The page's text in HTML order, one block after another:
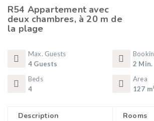
R54 Appartement avec
deux chambres, à 20 m de
la plage
Max. Guests
4 Guests
2 Min.
Beds
4
Area
127 m²
Description
Rooms